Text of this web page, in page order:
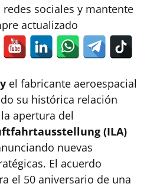
redes sociales y mantente
actualizado
el fabricante aeroespacial
su histórica relación
apertura del
(ILA)
nuevas
El acuerdo
el 50 aniversario de una